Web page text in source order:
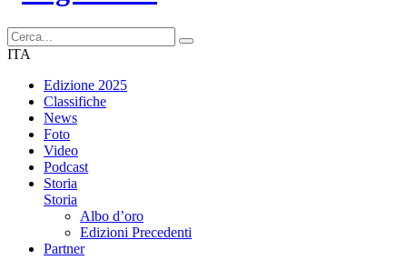
ITA
Edizione 2025
Classifiche
News
Foto
Video
Podcast
Storia
Storia
Albo d’oro
Edizioni Precedenti
Partner